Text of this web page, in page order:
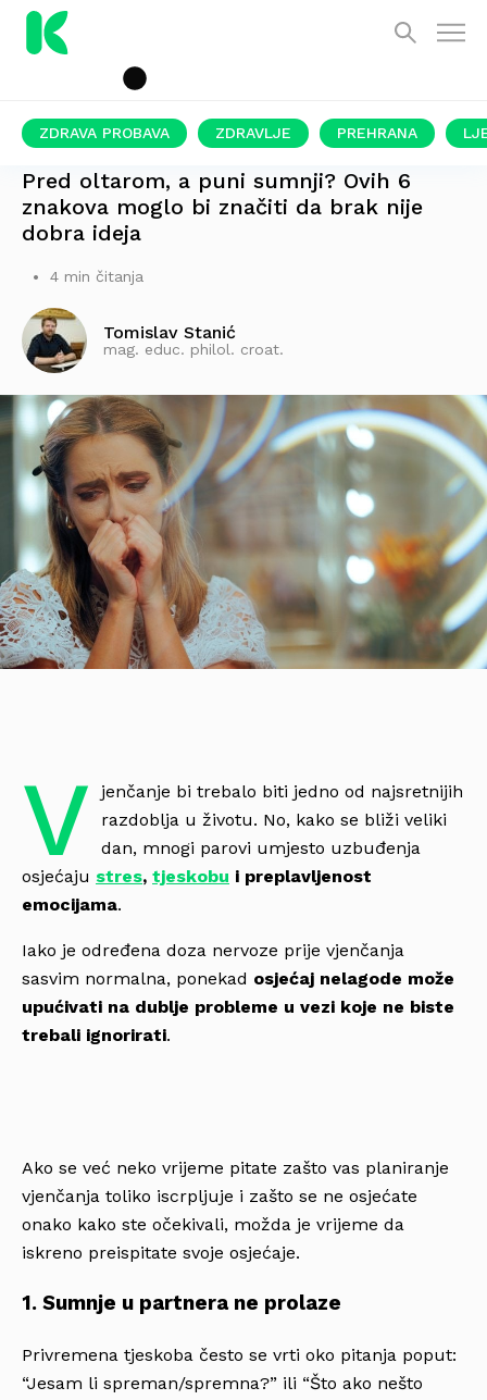
ZDRAVA PROBAVA ZDRAVLJE PREHRANA
Pred oltarom, a puni sumnji? Ovih 6
znakova moglo bi značiti da brak nije
dobra ideja
4 min čitanja
Tomislav Stanić
mag. educ. philol. croat.
V
jenčanje bi trebalo biti jedno od najsretnijih
razdoblja u životu. No, kako se bliži veliki
dan, mnogi parovi umjesto uzbuđenja
osjećaju stres, tjeskobu i preplavljenost
emocijama.
Iako je određena doza nervoze prije vjenčanja
sasvim normalna, ponekad osjećaj nelagode može
upućivati na dublje probleme u vezi koje ne biste
trebali ignorirati.
Ako se već neko vrijeme pitate zašto vas planiranje
vjenčanja toliko iscrpljuje i zašto se ne osjećate
onako kako ste očekivali, možda je vrijeme da
iskreno preispitate svoje osjećaje.
1. Sumnje u partnera ne prolaze
Privremena tjeskoba često se vrti oko pitanja poput:
“Jesam li spreman/spremna?” ili “Što ako nešto